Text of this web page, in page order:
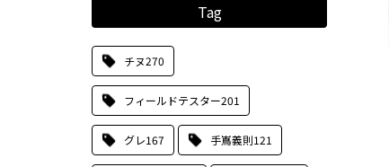
Tag
チヌ270
フィールドテスター201
グレ167 手嶌義則121